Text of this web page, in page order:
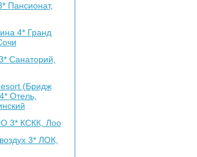
Пансионат,
4* Гранд
Санаторий,
(Бридж
Отель,
3* КСКК, Лоо
3* ЛОК,